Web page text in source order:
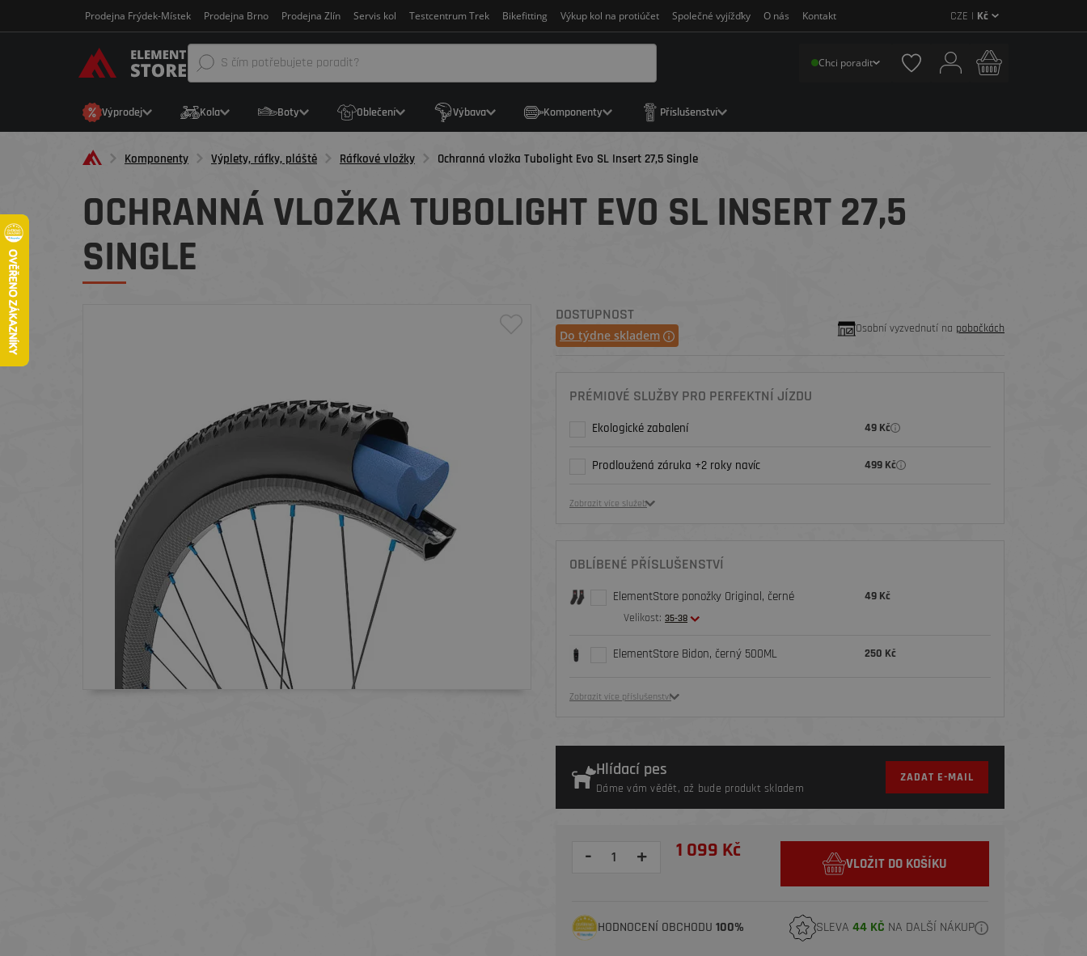
Prodejna Frýdek-Místek Prodejna Brno Prodejna Zlín Servis kol Testcentrum Trek Bikefitting Výkup kol na protiúčet Společné vyjížďky O nás Kontakt CZE | Kč
Chci poradit
Výprodej Kola Boty Oblečení Výbava Komponenty Příslušenství
Komponenty Výplety, ráfky, pláště Ráfkové vložky Ochranná vložka Tubolight Evo SL Insert 27,5 Single
OCHRANNÁ VLOŽKA TUBOLIGHT EVO SL INSERT 27,5
SINGLE
DOSTUPNOST
Do týdne skladem Osobní vyzvednutí na pobočkách
PRÉMIOVÉ SLUŽBY PRO PERFEKTNÍ JÍZDU
Ekologické zabalení 49 Kč
Prodloužená záruka +2 roky navíc 499 Kč
Zobrazit více služeb
OBLÍBENÉ PŘÍSLUŠENSTVÍ
ElementStore ponožky Original, černé
Velikost: 35-38
49 Kč
ElementStore Bidon, černý 500ML 250 Kč
Zobrazit více příslušenství
Hlídací pes
Dáme vám vědět, až bude produkt skladem
ZADAT E-MAIL
- + 1 099 Kč
VLOŽIT DO KOŠÍKU
HODNOCENÍ OBCHODU 100% SLEVA 44 KČ NA DALŠÍ NÁKUP